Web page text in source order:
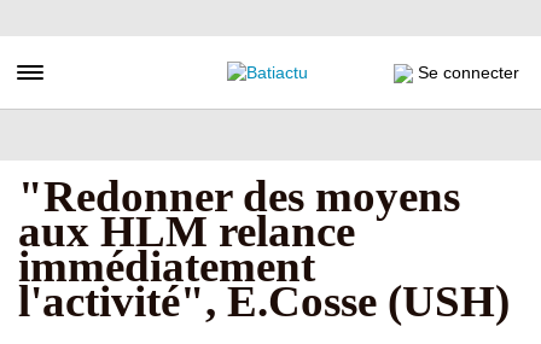
au
principal
Toggle navigation Se connecter
"Redonner des moyens
aux HLM relance
immédiatement
l'activité", E.Cosse (USH)